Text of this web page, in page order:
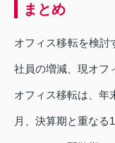
まとめ
オフィス移転を検討
社員の増減、現オフ
オフィス移転は、年
月、決算期と重なる